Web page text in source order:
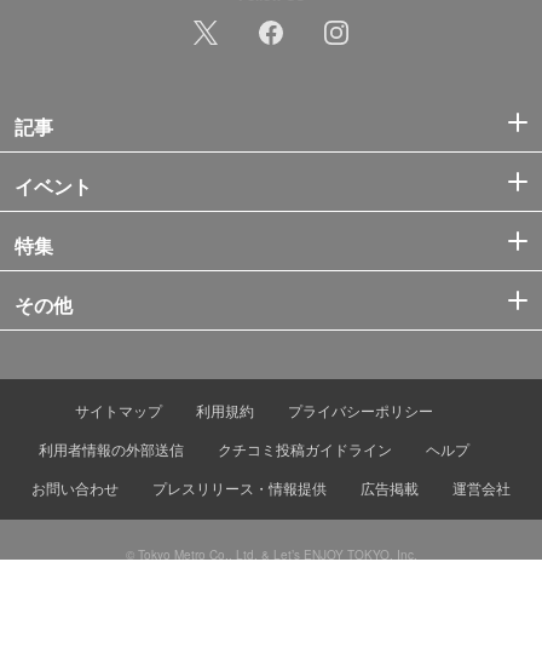
記事
イベント
特集
その他
サイトマップ 利用規約
プライバシーポリシー
利用者情報の外部送信
クチコミ投稿ガイドライン
ヘルプ
お問い合わせ
プレスリリース・情報提供 広告掲載 運営会社
© Tokyo Metro Co., Ltd. & Let’s ENJOY TOKYO, Inc.